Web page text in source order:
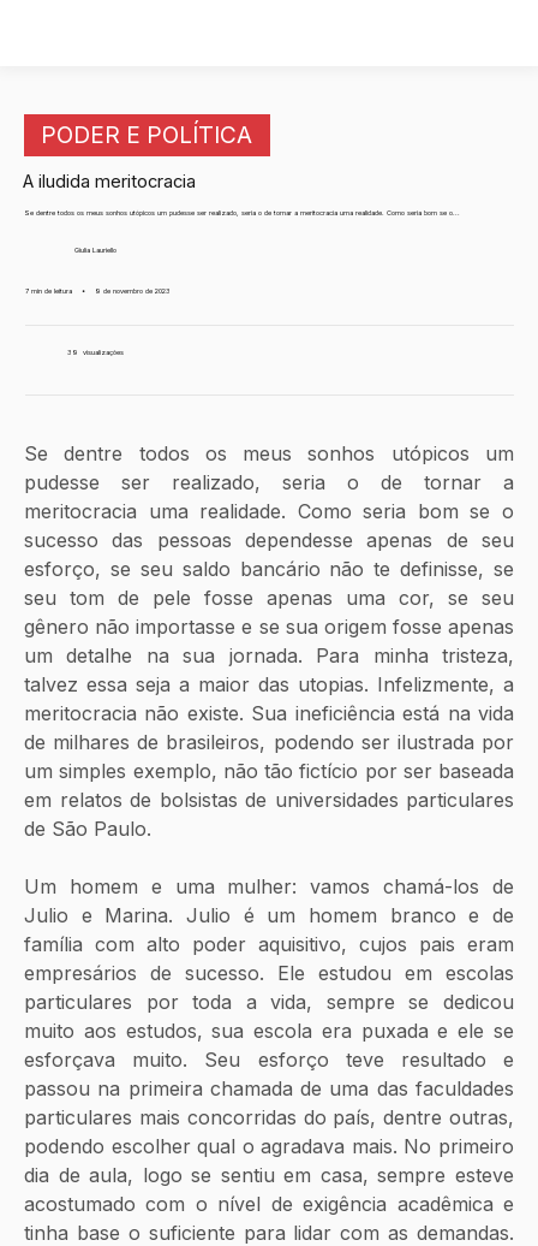
PODER E POLÍTICA
A iludida meritocracia
Se dentre todos os meus sonhos utópicos um pudesse ser realizado, seria o de tornar a meritocracia uma realidade. Como seria bom se o...
Giulia Lauriello
7 min de leitura • 9 de novembro de 2023
39 visualizações
Se dentre todos os meus sonhos utópicos um
pudesse ser realizado, seria o de tornar a
meritocracia uma realidade. Como seria bom se o
sucesso das pessoas dependesse apenas de seu
esforço, se seu saldo bancário não te definisse, se
seu tom de pele fosse apenas uma cor, se seu
gênero não importasse e se sua origem fosse apenas
um detalhe na sua jornada. Para minha tristeza,
talvez essa seja a maior das utopias. Infelizmente, a
meritocracia não existe. Sua ineficiência está na vida
de milhares de brasileiros, podendo ser ilustrada por
um simples exemplo, não tão fictício por ser baseada
em relatos de bolsistas de universidades particulares
de São Paulo.
Um homem e uma mulher: vamos chamá-los de
Julio e Marina. Julio é um homem branco e de
família com alto poder aquisitivo, cujos pais eram
empresários de sucesso. Ele estudou em escolas
particulares por toda a vida, sempre se dedicou
muito aos estudos, sua escola era puxada e ele se
esforçava muito. Seu esforço teve resultado e
passou na primeira chamada de uma das faculdades
particulares mais concorridas do país, dentre outras,
podendo escolher qual o agradava mais. No primeiro
dia de aula, logo se sentiu em casa, sempre esteve
acostumado com o nível de exigência acadêmica e
tinha base o suficiente para lidar com as demandas.